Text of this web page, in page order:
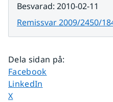
Besvarad: 2010-02-11
Remissvar 2009/2450/
Dela sidan på:
Dela sidan på
Facebook
Dela sidan på
LinkedIn
Dela sidan på
X